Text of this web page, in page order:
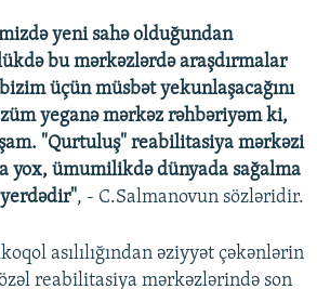
yeni sahə olduğundan
bu mərkəzlərdə araşdırmalar
üçün müsbət yekunlaşacağını
yeganə mərkəz rəhbəriyəm ki,
"Qurtuluş" reabilitasiya mərkəzi
yox, ümumilikdə dünyada sağalma
, - C.Salmanovun sözləridir.
asılılığından əziyyət çəkənlərin
reabilitasiya mərkəzlərində son